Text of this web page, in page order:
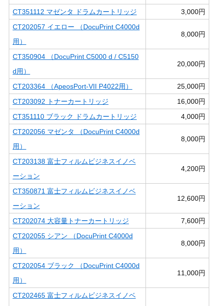
CT351112 マゼンタ ドラムカートリッジ
3,000円
CT202057 イエロー （DocuPrint C4000d
用）
8,000円
CT350904 （DocuPrint C5000 d / C5150
d用）
20,000円
CT203364 （ApeosPort-VII P4022用）
25,000円
CT203092 トナーカートリッジ
16,000円
CT351110 ブラック ドラムカートリッジ
4,000円
CT202056 マゼンタ （DocuPrint C4000d
用）
8,000円
CT203138 富士フィルムビジネスイノベ
ーション
4,200円
CT350871 富士フィルムビジネスイノベ
ーション
12,600円
CT202074 大容量トナーカートリッジ
7,600円
CT202055 シアン （DocuPrint C4000d
用）
8,000円
CT202054 ブラック （DocuPrint C4000d
用）
11,000円
CT202465 富士フィルムビジネスイノベ